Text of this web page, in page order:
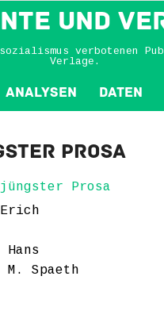
und
verbotenen
Verlage.
Analysen Daten
Prosa
Prosa
M. Spaeth